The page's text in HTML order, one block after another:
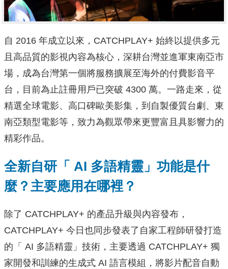
自 2016 年成立以來，CATCHPLAY+ 始終以提供多元
且高品質的影視內容為核心，深耕台灣並進軍東南亞市
場，成為台灣第一個將服務擴展至海外的付費影音平
台，目前為止註冊用戶已突破 4300 萬。一路走來，從
精選全球電影、高口碑歐美影集，到自製優質台劇、東
南亞類型電影等，致力為觀眾帶來更豐富且具影響力的
精彩作品。
全新自研「 AI 多語精靈」功能是什
麼？主要應用在哪裡？
除了 CATCHPLAY+ 的產品升級與內容發布，
CATCHPLAY+ 今日也同步發表了自家工程師研發打造
的「 AI 多語精靈」技術，主要透過 CATCHPLAY+ 獨
家開發和訓練的生成式 AI 語言模組，將影片配音自動